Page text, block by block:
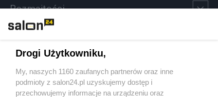
Rozmaitości
Sport
Społeczeństwo
Drogi Użytkowniku,
My, naszych 1160 zaufanych partnerów oraz inne
podmioty z salon24.pl uzyskujemy dostęp i
przechowujemy informacje na urządzeniu oraz